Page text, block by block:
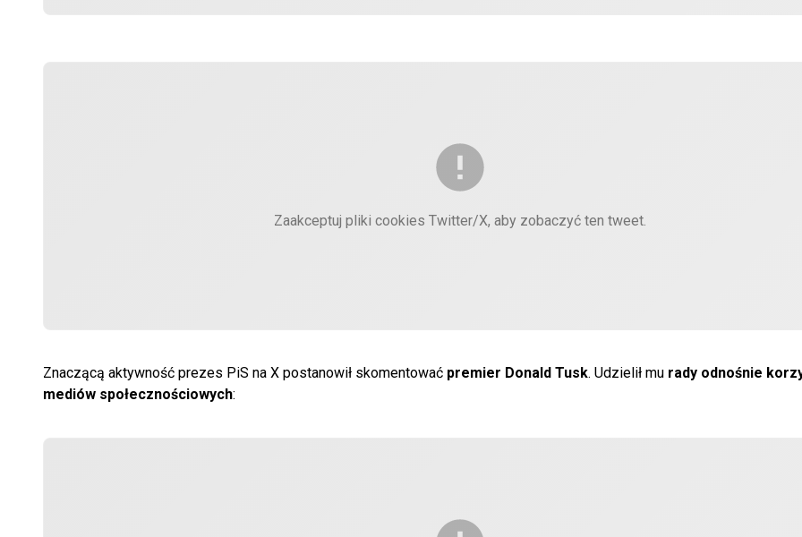
Zaakceptuj pliki cookies Twitter/X, aby zobaczyć ten tweet.
Znaczącą aktywność prezes PiS na X postanowił skomentować premier Donald Tusk. Udzielił mu rady odnośnie
mediów społecznościowych: